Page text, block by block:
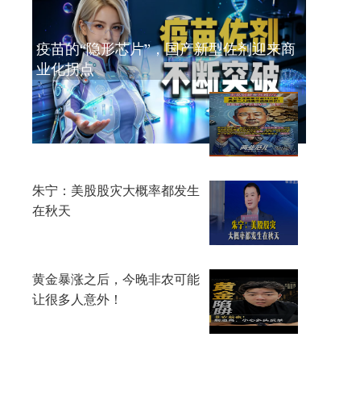
疫苗的“隐形芯片”，国产新型佐剂迎来商
业化拐点
兆易创新大涨超8%，葛卫东逆
势加仓逾18万股
朱宁：美股股灾大概率都发生
在秋天
黄金暴涨之后，今晚非农可能
让很多人意外！